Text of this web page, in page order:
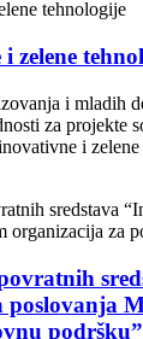
zelene
i mladih
za projekte
i
podršku”